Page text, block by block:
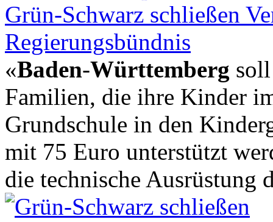
Grün-Schwarz schließen
Regierungsbündnis
«Baden-Württemberg
Familien, die ihre Kinder
Grundschule in den
mit 75 Euro unterstützt
die technische Ausrüstung